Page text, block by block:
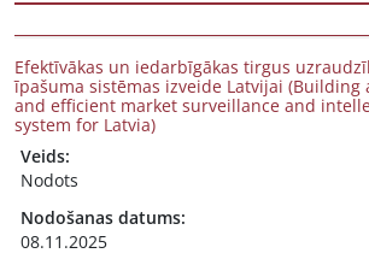
Efektīvākas un iedarbīgākas tirgus
īpašuma sistēmas izveide Latvijai (Building
and efficient market surveillance and
system for Latvia)
Veids:
Nodots
Nodošanas datums:
08.11.2025